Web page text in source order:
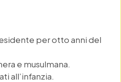
per otto anni del
e musulmana.
all’infanzia.